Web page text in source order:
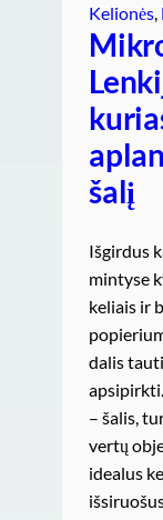
Kelionės
šalį
Išgirdus
mintyse
keliais ir
dalis
– šalis,
vertų
idealus